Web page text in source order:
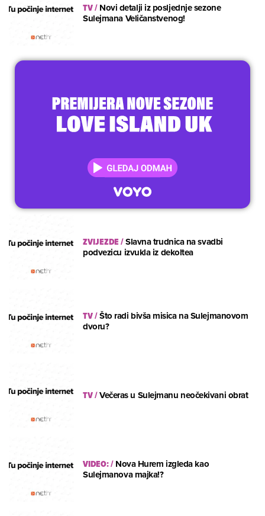
TV/Novi detalji iz posljednje sezone
Sulejmana Veličanstvenog!
ZVIJEZDE/Slavna trudnica na svadbi
podvezicu izvukla iz dekoltea
TV/Što radi bivša misica na Sulejmanovom
dvoru?
TV/Večeras u Sulejmanu neočekivani obrat
VIDEO:/Nova Hurem izgleda kao
Sulejmanova majka!?